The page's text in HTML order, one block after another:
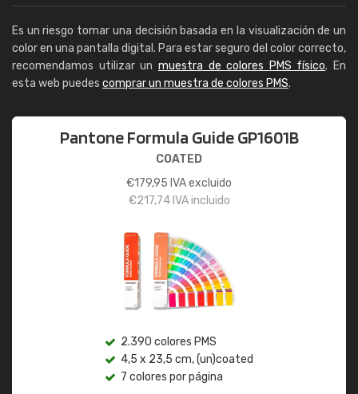
Es un riesgo tomar una decisión basada en la visualización de un
color en una pantalla digital. Para estar seguro del color correcto,
recomendamos utilizar un muestra de colores PMS físico. En
esta web puedes comprar un muestra de colores PMS.
Pantone Formula Guide GP1601B
COATED
€179,95 IVA excluido
€217,74IVA incluido
2.390 colores PMS
4,5 x 23,5 cm, (un)coated
7 colores por página